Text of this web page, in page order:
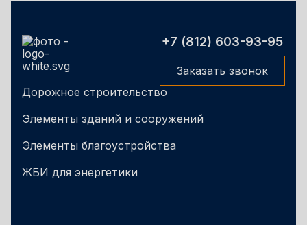
+7 (812) 603-93-95
Заказать звонок
Дорожное строительство
Элементы зданий и сооружений
Элементы благоустройства
ЖБИ для энергетики